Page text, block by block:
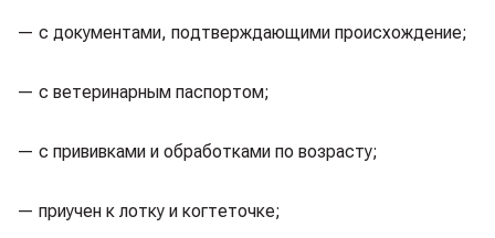
— с документами, подтверждающими происхождение;
— с ветеринарным паспортом;
— с прививками и обработками по возрасту;
— приучен к лотку и когтеточке;